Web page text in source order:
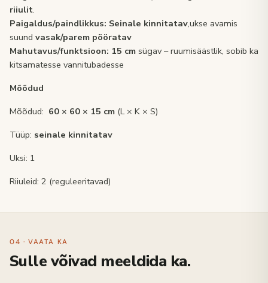
riiulit.
Paigaldus/paindlikkus: Seinale kinnitatav,ukse avamis
suund vasak/parem pööratav
Mahutavus/funktsioon: 15 cm sügav – ruumisäästlik, sobib ka
kitsamatesse vannitubadesse
Mõõdud
Mõõdud: 60 × 60 × 15 cm (L × K × S)
Tüüp: seinale kinnitatav
Uksi: 1
Riiuleid: 2 (reguleeritavad)
04 · VAATA KA
Sulle võivad meeldida ka.